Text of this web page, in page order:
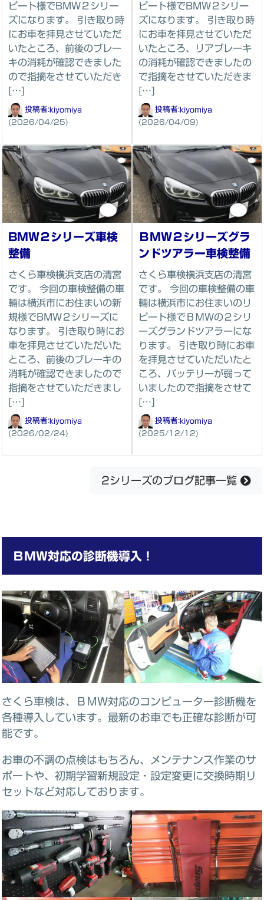
ピート様でBMW２シリー
ズになります。 引き取り時
にお車を拝見させていただ
いたところ、前後のブレー
キの消耗が確認できました
ので指摘をさせていただき
[…]
投稿者:kiyomiya
(2026/04/25)
ピート様でBMW２シリー
ズになります。 引き取り時
にお車を拝見させていただ
いたところ、リアブレーキ
の消耗が確認できましたの
で指摘をさせていただきま
[…]
投稿者:kiyomiya
(2026/04/09)
BMW２シリーズ車検
整備
さくら車検横浜支店の清宮
です。 今回の車検整備の車
輛は横浜市にお住まいの新
規様でBMW２シリーズに
なります。 引き取り時にお
車を拝見させていただいた
ところ、前後のブレーキの
消耗が確認できましたので
指摘をさせていただきまし
[…]
投稿者:kiyomiya
(2026/02/24)
ＢＭＷ２シリーズグラ
ンドツアラー車検整備
さくら車検横浜支店の清宮
です。 今回の車検整備の車
輛は横浜市にお住まいのリ
ピート様でＢＭＷの２シリ
ーズグランドツアラーにな
ります。 引き取り時にお車
を拝見させていただいたと
ころ、バッテリーが弱って
いましたので指摘をさせて
[…]
投稿者:kiyomiya
(2025/12/12)
2シリーズのブログ記事一覧
ＢＭＷ対応の診断機導入！
さくら車検は、ＢＭＷ対応のコンピューター診断機を
各種導入しています。最新のお車でも正確な診断が可
能です。
お車の不調の点検はもちろん、メンテナンス作業のサ
ポートや、初期学習新規設定・設定変更に交換時期リ
セットなど対応しております。